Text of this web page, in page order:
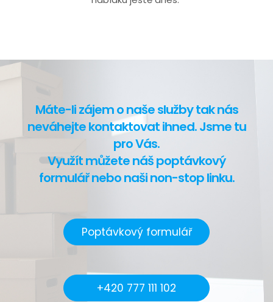
Máte-li zájem o naše služby tak nás
neváhejte kontaktovat ihned. Jsme tu
pro Vás.
Využít můžete náš poptávkový
formulář nebo naši non-stop linku.
Poptávkový formulář
+420 777 111 102